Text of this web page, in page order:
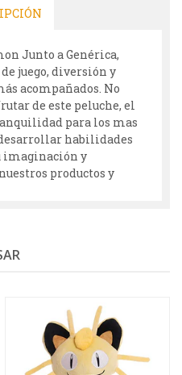
Junto a Genérica,
juego, diversión y
acompañados. No
de este peluche, el
para los mas
habilidades
imaginación y
productos y